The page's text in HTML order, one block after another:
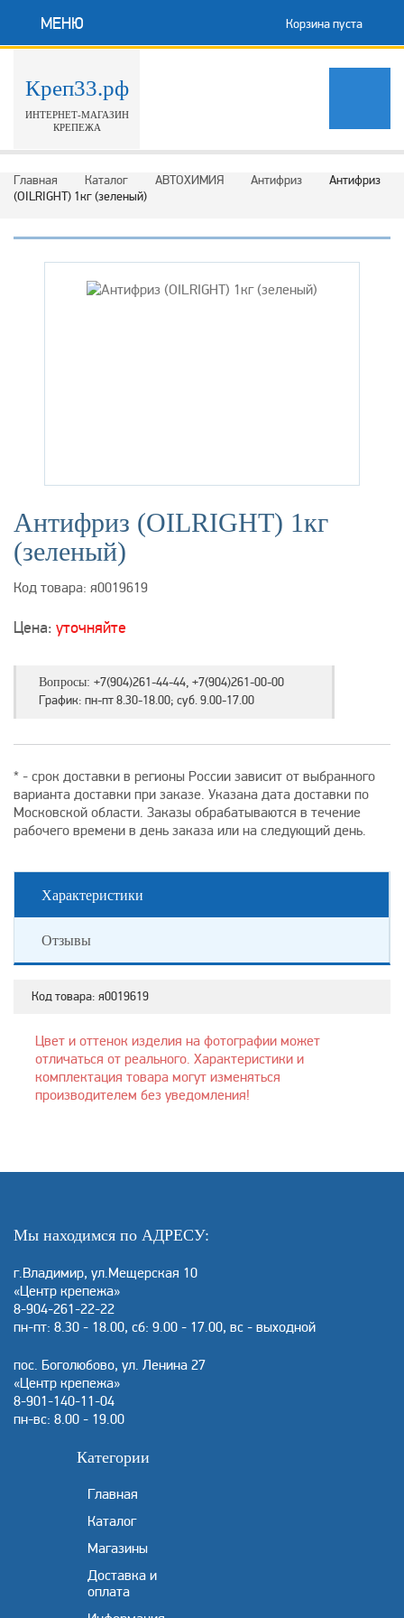
МЕНЮ Корзина пуста
Креп33.рф
ИНТЕРНЕТ-МАГАЗИН
КРЕПЕЖА
Главная Каталог АВТОХИМИЯ Антифриз
Антифриз
(OILRIGHT) 1кг (зеленый)
Антифриз (OILRIGHT) 1кг
(зеленый)
Код товара: я0019619
Цена: уточняйте
Вопросы: +7(904)261-44-44, +7(904)261-00-00
График: пн-пт 8.30-18.00; суб. 9.00-17.00
* - срок доставки в регионы России зависит от выбранного
варианта доставки при заказе. Указана дата доставки по
Московской области. Заказы обрабатываются в течение
рабочего времени в день заказа или на следующий день.
Характеристики
Отзывы
Код товара: я0019619
Цвет и оттенок изделия на фотографии может
отличаться от реального. Характеристики и
комплектация товара могут изменяться
производителем без уведомления!
Мы находимся по АДРЕСУ:
г.Владимир, ул.Мещерская 10
«Центр крепежа»
8-904-261-22-22
пн-пт: 8.30 - 18.00, сб: 9.00 - 17.00, вс - выходной
пос. Боголюбово, ул. Ленина 27
«Центр крепежа»
8-901-140-11-04
пн-вс: 8.00 - 19.00
Категории
Главная
Каталог
Магазины
Доставка и
оплата